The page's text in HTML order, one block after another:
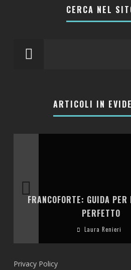
CERCA NEL
ARTICOLI IN
FRANCOFORTE: GUIDA PER
PERFETTO
Laura Renieri
Privacy Policy